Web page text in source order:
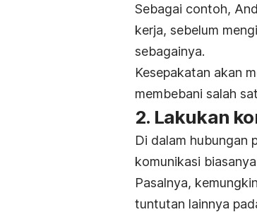
Sebagai contoh,
kerja, sebelum
sebagainya.
Kesepakatan akan
membebani salah
2. Lakukan
Di dalam hubungan
komunikasi
Pasalnya,
tuntutan lainnya